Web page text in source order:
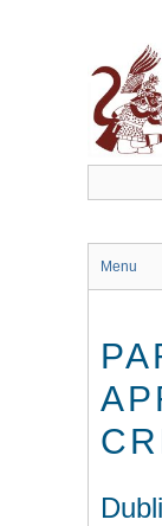
Menu